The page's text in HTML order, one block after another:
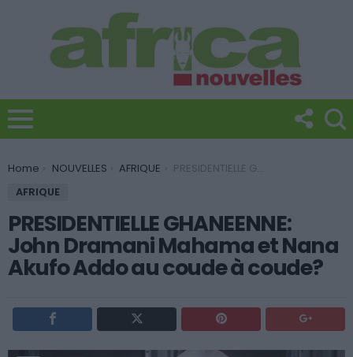
You are here:
Home NOUVELLES AFRIQUE
PRESIDENTIELLE GHANEENNE: John Dramani Mahama et Nana Akufo Addo au coude à coude?
AFRIQUE
PRESIDENTIELLE GHANEENNE:
John Dramani Mahama et Nana
Akufo Addo au coude à coude?